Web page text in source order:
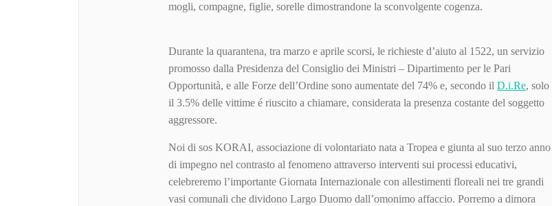
mogli, compagne, figlie, sorelle dimostrandone la sconvolgente cogenza.
Durante la quarantena, tra marzo e aprile scorsi, le richieste d’aiuto al 1522, un servizio
promosso dalla Presidenza del Consiglio dei Ministri – Dipartimento per le Pari
Opportunità, e alle Forze dell’Ordine sono aumentate del 74% e, secondo ilD.i.Re, solo
il 3.5% delle vittime é riuscito a chiamare, considerata la presenza costante del soggetto
aggressore.
Noi di sos KORAI, associazione di volontariato nata a Tropea e giunta al suo terzo anno
di impegno nel contrasto al fenomeno attraverso interventi sui processi educativi,
celebreremo l’importante Giornata Internazionale con allestimenti floreali nei tre grandi
vasi comunali che dividono Largo Duomo dall’omonimo affaccio. Porremo a dimora